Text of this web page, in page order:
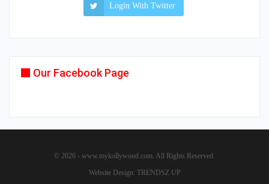
Login With Twitter
Our Facebook Page
© 2026 - www.mykollywood.com. All Rights Reserved.
Website Design: TRENDSZ UP